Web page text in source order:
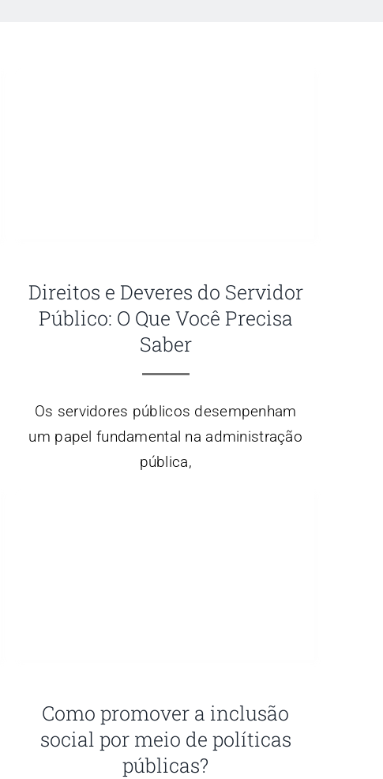
Direitos e Deveres do Servidor
Público: O Que Você Precisa
Saber
Os servidores públicos desempenham
um papel fundamental na administração
pública,
Como promover a inclusão
social por meio de políticas
públicas?